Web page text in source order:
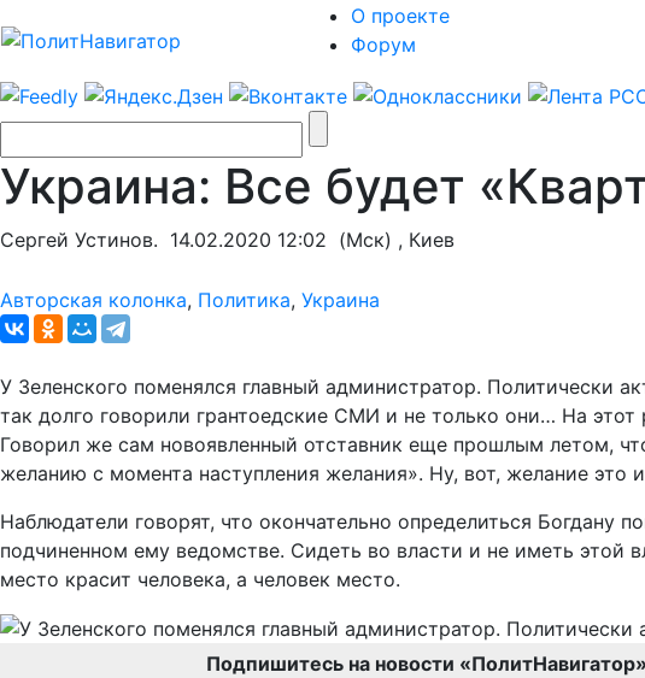
О проекте
Форум
Украина: Все будет
Сергей Устинов. 14.02.2020 12:02 (Мск) , Киев
Авторская колонка, Политика, Украина
У Зеленского поменялся главный администратор. Политически
так долго говорили грантоедские СМИ и не только они… На
Говорил же сам новоявленный отставник еще прошлым летом,
желанию с момента наступления желания». Ну, вот, желание это
Наблюдатели говорят, что окончательно определиться Богдану
подчиненном ему ведомстве. Сидеть во власти и не иметь этой
место красит человека, а человек место.
Подпишитесь на новости